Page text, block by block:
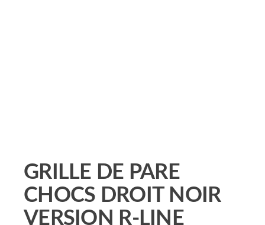
GRILLE DE PARE
CHOCS DROIT NOIR
VERSION R-LINE